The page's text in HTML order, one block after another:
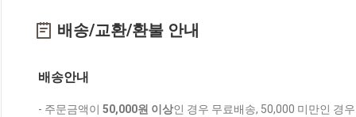
배송/교환/환불 안내
배송안내
- 주문금액이 50,000원 이상인 경우 무료배송, 50,000 미만인 경